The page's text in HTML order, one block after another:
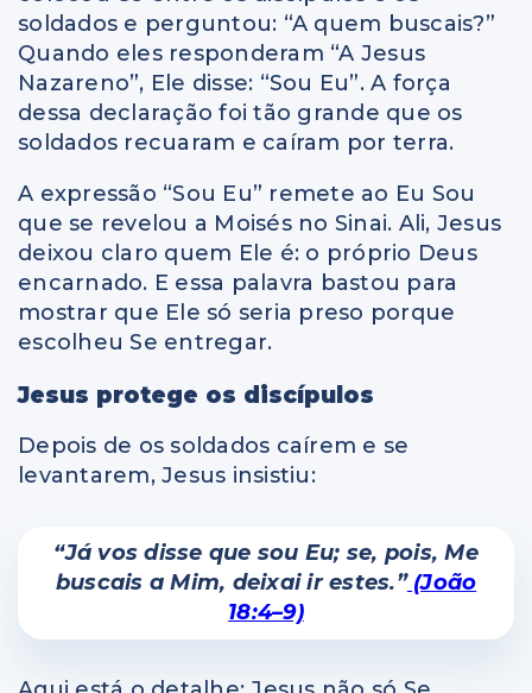
soldados e perguntou: “A quem buscais?”
Quando eles responderam “A Jesus
Nazareno”, Ele disse: “Sou Eu”. A força
dessa declaração foi tão grande que os
soldados recuaram e caíram por terra.
A expressão “Sou Eu” remete ao Eu Sou
que se revelou a Moisés no Sinai. Ali, Jesus
deixou claro quem Ele é: o próprio Deus
encarnado. E essa palavra bastou para
mostrar que Ele só seria preso porque
escolheu Se entregar.
Jesus protege os discípulos
Depois de os soldados caírem e se
levantarem, Jesus insistiu:
“Já vos disse que sou Eu; se, pois, Me
buscais a Mim, deixai ir estes.”(João
18:4–9)